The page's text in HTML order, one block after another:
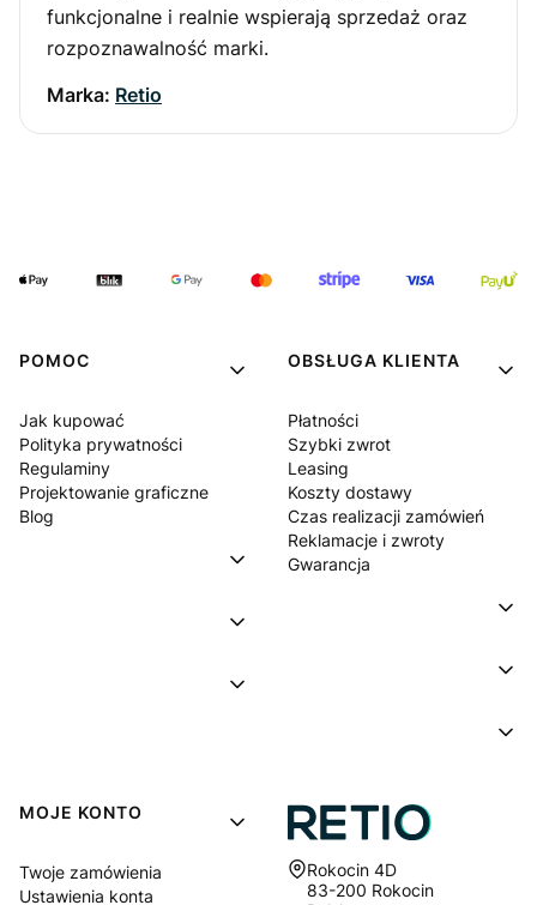
funkcjonalne i realnie wspierają sprzedaż oraz
rozpoznawalność marki.
Marka: Retio
POMOC
Jak kupować
Polityka prywatności
Regulaminy
Projektowanie graficzne
Blog
OBSŁUGA KLIENTA
Płatności
Szybki zwrot
Leasing
Koszty dostawy
Czas realizacji zamówień
Reklamacje i zwroty
Gwarancja
MOJE KONTO
Twoje zamówienia
Ustawienia konta
Adres:
Rokocin 4D
83-200 Rokocin